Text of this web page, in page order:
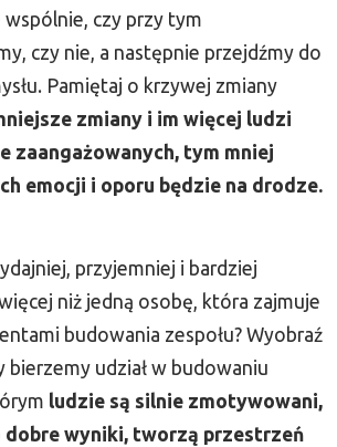
wspólnie, czy przy tym
czy nie, a następnie przejdźmy do
Pamiętaj o krzywej zmiany
zmiany i im więcej ludzi
zaangażowanych, tym mniej
emocji i oporu będzie na drodze.
przyjemniej i bardziej
niż jedną osobę, która zajmuje
budowania zespołu? Wyobraź
bierzemy udział w budowaniu
ludzie są silnie zmotywowani,
dobre wyniki, tworzą przestrzeń